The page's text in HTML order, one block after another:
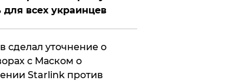
для всех украинцев
сделал уточнение о
с Маском о
Starlink против